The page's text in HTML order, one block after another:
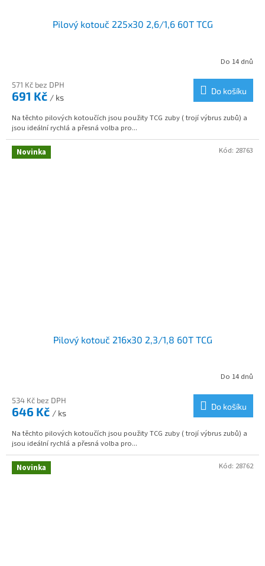
Pilový kotouč 225x30 2,6/1,6 60T TCG
Do 14 dnů
571 Kč bez DPH
691 Kč / ks
Do košíku
Na těchto pilových kotoučích jsou použity TCG zuby ( trojí výbrus zubů) a
jsou ideální rychlá a přesná volba pro...
Novinka
Pilový kotouč 216x30 2,3/1,8 60T TCG
Do 14 dnů
534 Kč bez DPH
646 Kč / ks
Do košíku
Na těchto pilových kotoučích jsou použity TCG zuby ( trojí výbrus zubů) a
jsou ideální rychlá a přesná volba pro...
Kód: 28763
Novinka Kód: 28762